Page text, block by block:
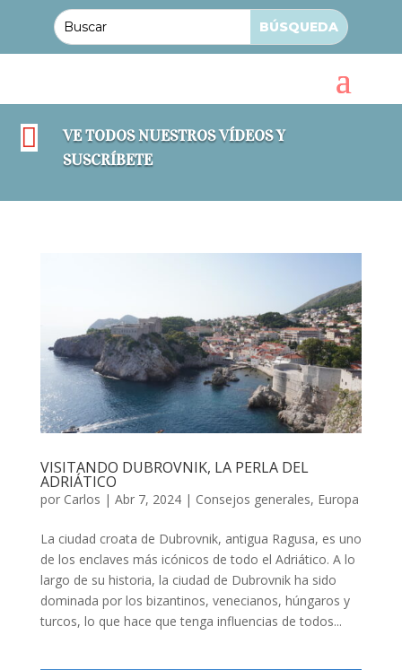

VE TODOS NUESTROS VÍDEOS Y
SUSCRÍBETE
VISITANDO DUBROVNIK, LA PERLA DEL
ADRIÁTICO
por Carlos | Abr 7, 2024| Consejos generales, Europa
La ciudad croata de Dubrovnik, antigua Ragusa, es uno
de los enclaves más icónicos de todo el Adriático. A lo
largo de su historia, la ciudad de Dubrovnik ha sido
dominada por los bizantinos, venecianos, húngaros y
turcos, lo que hace que tenga influencias de todos...